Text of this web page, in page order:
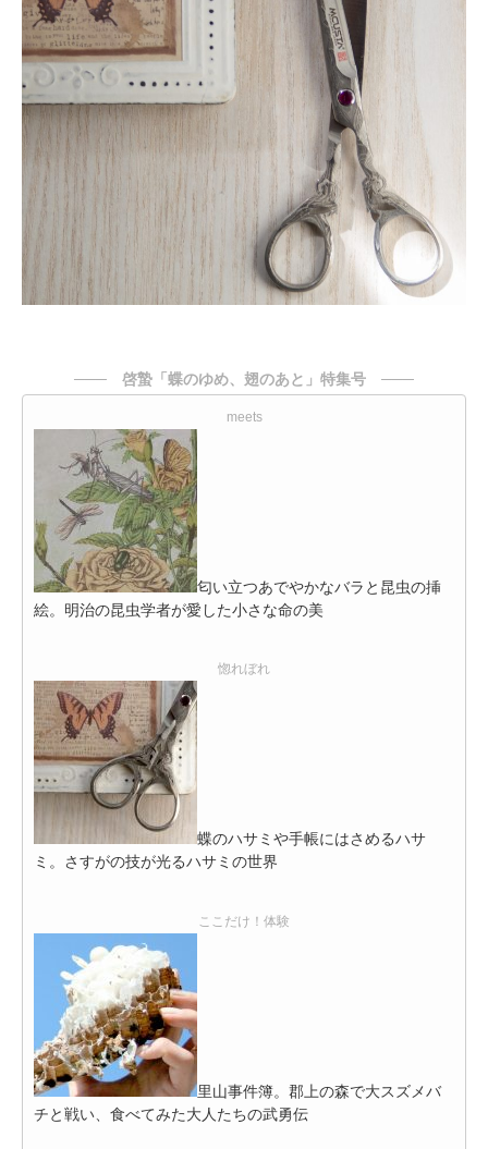
─── 啓蟄「蝶のゆめ、翅のあと」特集号 ───
meets
匂い立つあでやかなバラと昆虫の挿
絵。明治の昆虫学者が愛した小さな命の美
惚れぼれ
蝶のハサミや手帳にはさめるハサ
ミ。さすがの技が光るハサミの世界
ここだけ！体験
里山事件簿。郡上の森で大スズメバ
チと戦い、食べてみた大人たちの武勇伝